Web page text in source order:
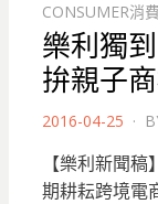
CONSUMER消
樂利獨
拚親子
POSTED
2016-04-25
【樂利新聞
期耕耘跨境電